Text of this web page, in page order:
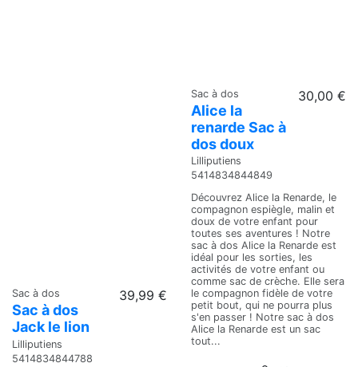
Sac à dos
Sac à dos
Jack le lion
Lilliputiens
5414834844788
39,99 €
Sac à dos
Alice la
renarde Sac à
dos doux
Lilliputiens
5414834844849
30,00 €
Découvrez Alice la Renarde, le
compagnon espiègle, malin et
doux de votre enfant pour
toutes ses aventures ! Notre
sac à dos Alice la Renarde est
idéal pour les sorties, les
activités de votre enfant ou
comme sac de crèche. Elle sera
le compagnon fidèle de votre
petit bout, qui ne pourra plus
s'en passer ! Notre sac à dos
Alice la Renarde est un sac
tout...